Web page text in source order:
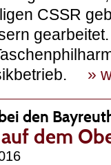
CSSR
»
den
dem